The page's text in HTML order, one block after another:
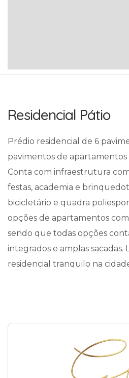
Residencial Pátio
Prédio residencial de 6
pavimentos de
Conta com infraestrutura
festas, academia e
bicicletário e quadra
opções de apartamentos
sendo que todas opções
integrados e amplas sacadas.
residencial tranquilo na